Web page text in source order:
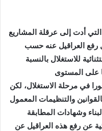
أدت إلى عرقلة المشاريع
العراقيل عنه حسب
للاستغلال بالنسبة
على المستوى
في مرحلة الاستغلال، لكن
والتنظيمات المعمول
وشهادات المطابقة
عن رفع هذه العراقيل عن